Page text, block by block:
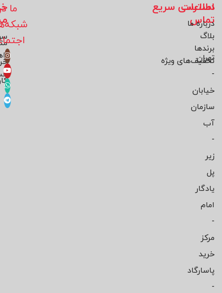
اطلاعات
تماس
تهران
-
خیابان
سازمان
آب
-
زیر
پل
یادگار
امام
-
مرکز
خرید
پاسارگاد
-
دسترسی سریع
درباره ما
بلاگ
برند‌ها
تخفیف‌های ویژه
ما